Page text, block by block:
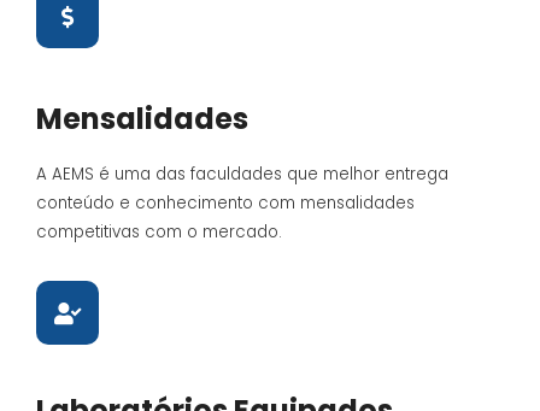
Mensalidades
A AEMS é uma das faculdades que melhor entrega
conteúdo e conhecimento com mensalidades
competitivas com o mercado.